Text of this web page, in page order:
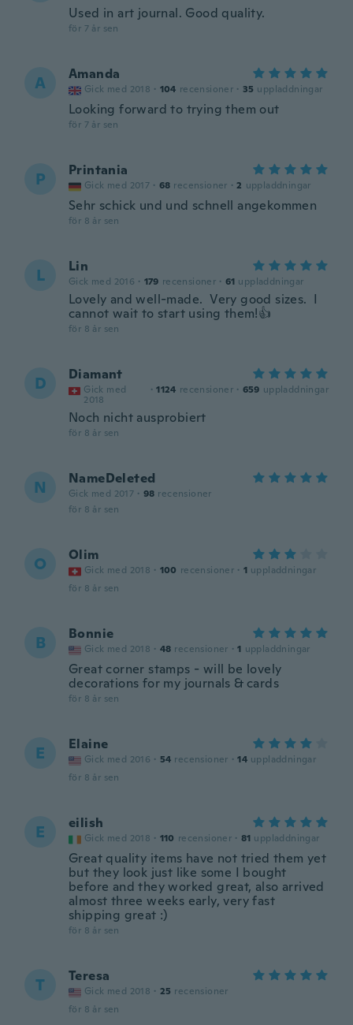
Used in art journal. Good quality.
för 7 år sen
A Amanda
Gick med 2018 · 104 recensioner · 35 uppladdningar
Looking forward to trying them out
för 7 år sen
P Printania
Gick med 2017 · 68 recensioner · 2 uppladdningar
Sehr schick und und schnell angekommen
för 8 år sen
L Lin
Gick med 2016 · 179 recensioner · 61 uppladdningar
Lovely and well-made. Very good sizes. I
cannot wait to start using them!👍
för 8 år sen
D Diamant
Gick med
2018
· 1124 recensioner · 659 uppladdningar
Noch nicht ausprobiert
för 8 år sen
N NameDeleted
Gick med 2017 · 98 recensioner
för 8 år sen
O Olim
Gick med 2018 · 100 recensioner · 1 uppladdningar
för 8 år sen
B Bonnie
Gick med 2018 · 48 recensioner · 1 uppladdningar
Great corner stamps - will be lovely
decorations for my journals & cards
för 8 år sen
E Elaine
Gick med 2016 · 54 recensioner · 14 uppladdningar
för 8 år sen
E eilish
Gick med 2018 · 110 recensioner · 81 uppladdningar
Great quality items have not tried them yet
but they look just like some I bought
before and they worked great, also arrived
almost three weeks early, very fast
shipping great :)
för 8 år sen
T Teresa
Gick med 2018 · 25 recensioner
för 8 år sen